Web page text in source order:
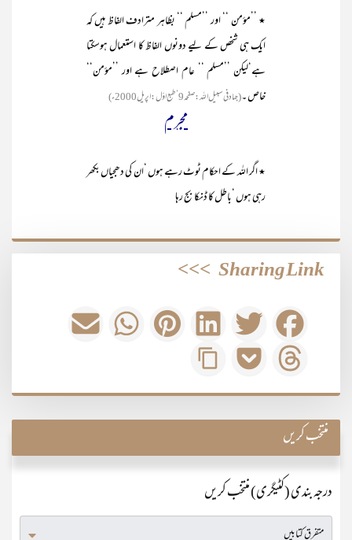
٭ ’’مؤمن ‘‘ اور ’’مسلم ‘‘ بظاہر مترادف الفاظ ہیں کہ
ایک ہی شخص کے لیے دونوں الفاظ کا استعمال ہوسکتا
ہے‘لیکن ’’مسلم ‘‘ عام اصطلاح ہے اور ’’مؤمن‘‘
خاص ۔(جہادفی سبیل اللہ :صفحہ9 ‘طبع اوّل :اپریل 2000ء )
مجرم
٭ اگر اللہ کے احکام ٹوٹ رہے ہوں ‘ان کی دھجیاں بکھر
رہی ہوں ‘باطل کا ڈنکا بج رہا
Sharing Link
>>>
منتخب کریں
درجہ بندی (کٹیگری) منتخب کریں